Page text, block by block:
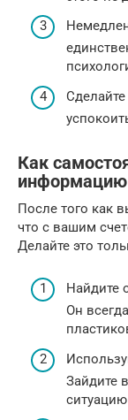
Как
информацию
После того как
что с вашим
Делайте это
Найдите
Он
Зайдите